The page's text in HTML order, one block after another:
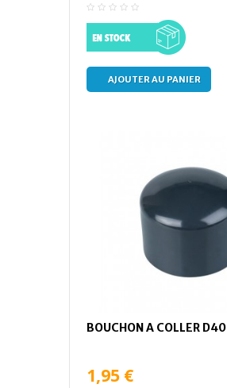
AJOUTER AU PANIER
BOUCHON A COLLER D40
1,95 €